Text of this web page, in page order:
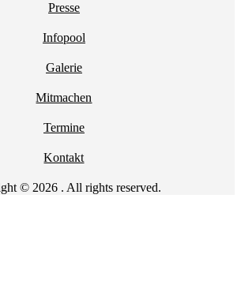
Presse
Infopool
Galerie
Mitmachen
Termine
Kontakt
© 2026 . All rights reserved.